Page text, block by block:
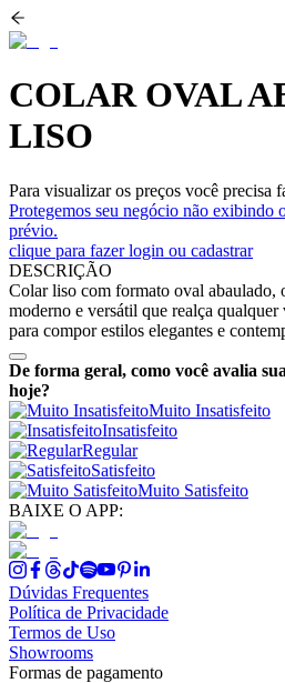
COLAR OVAL
LISO
Para visualizar os preços você precisa
Protegemos seu negócio não exibindo
prévio.
clique para fazer login ou cadastrar
DESCRIÇÃO
Colar liso com formato oval abaulado,
moderno e versátil que realça
para compor estilos elegantes e
De forma geral, como você avalia
hoje?
Muito Insatisfeito
Insatisfeito
Regular
Satisfeito
Muito Satisfeito
BAIXE O APP:
Dúvidas Frequentes
Política de Privacidade
Termos de Uso
Showrooms
Formas de pagamento